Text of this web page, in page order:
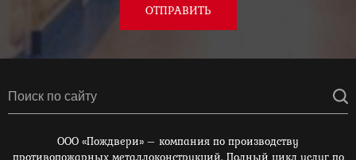
ОТПРАВИТЬ
ООО «Пождвери» – компания по производству
противопожарных металлоконструкций. Полный цикл услуг по